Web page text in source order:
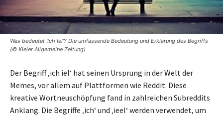
Was bedeutet 'Ich Iel'? Die umfassende Bedeutung und Erklärung des Begriffs
(© Kieler Allgemeine Zeitung)
Der Begriff ‚ich iel‘ hat seinen Ursprung in der Welt der
Memes, vor allem auf Plattformen wie Reddit. Diese
kreative Wortneuschöpfung fand in zahlreichen Subreddits
Anklang. Die Begriffe ‚ich‘ und ‚ieel‘ werden verwendet, um